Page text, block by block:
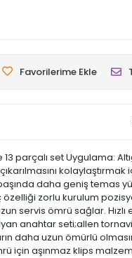
Favorilerime Ekle
parçalı set Uygulama:
daha geniş temas
zorlu kurulum
servis ömrü sağlar.
anahtar seti;allen
daha uzun ömürlü
için aşınmaz klips